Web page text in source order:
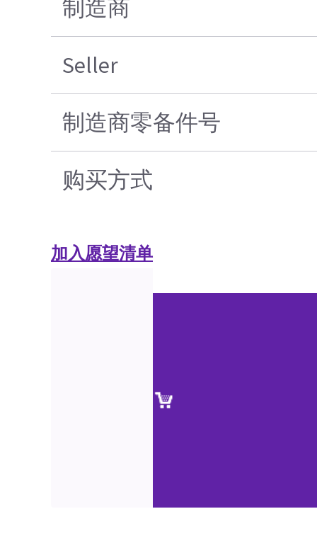
制造商
Seller
制造商零备件号
购买方式
加入愿望清单